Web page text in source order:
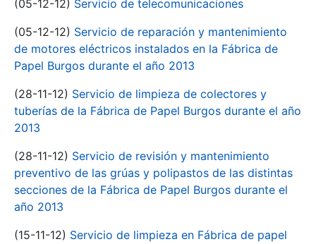
(05-12-12) Servicio de telecomunicaciones
(05-12-12) Servicio de reparación y mantenimiento
de motores eléctricos instalados en la Fábrica de
Papel Burgos durante el año 2013
(28-11-12) Servicio de limpieza de colectores y
tuberías de la Fábrica de Papel Burgos durante el año
2013
(28-11-12) Servicio de revisión y mantenimiento
preventivo de las grúas y polipastos de las distintas
secciones de la Fábrica de Papel Burgos durante el
año 2013
(15-11-12) Servicio de limpieza en Fábrica de papel